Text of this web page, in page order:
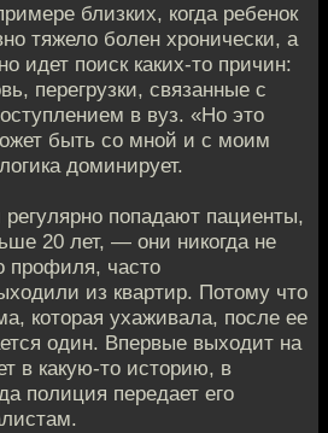
близких, когда ребенок
тяжело болен хронически, а
идет поиск каких-то причин:
перегрузки, связанные с
в вуз. «Но это
быть со мной и с моим
доминирует.
попадают пациенты,
20 лет, — они никогда не
профиля, часто
из квартир. Потому что
которая ухаживала, после ее
один. Впервые выходит на
в какую-то историю, в
полиция передает его